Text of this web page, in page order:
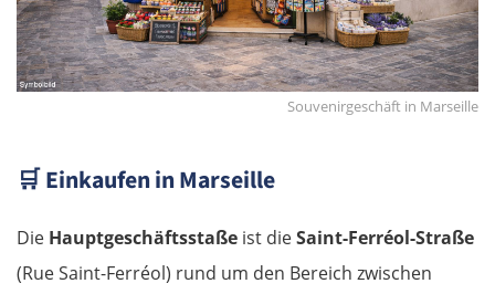
Souvenirgeschäft in Marseille
🛒Einkaufen in Marseille
Die Hauptgeschäftsstaße ist dieSaint-Ferréol-Straße
(Rue Saint-Ferréol) rund um den Bereich zwischen